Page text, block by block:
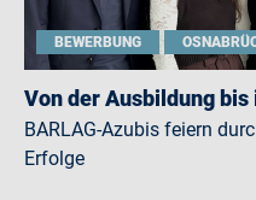
BEWERBUNG
Von der Ausbildung
BARLAG-Azubis feiern
Erfolge